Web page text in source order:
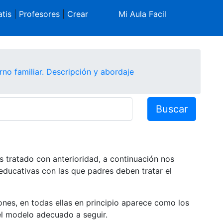
| Profesores| Crear Mi Aula Facil
familiar. Descripción y abordaje
Buscar
tratado con anterioridad, a continuación nos
con las que padres deben tratar el
en todas ellas en principio aparece como los
modelo adecuado a seguir.